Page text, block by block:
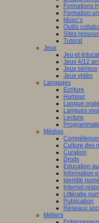
Formations
Formation
Mooc’s
Outils
Sites
Tutorat
Jeux
Jeu et
Jeux 4/12
Jeux sérieux
Jeux vidéo
Langages
Ecriture
Humour
Langue orale
Langues
Lecture
Médias
Culture des
Curation
Droits
Education
Information
Identité
Internet
Littératie
Publication
Réseaux
Métiers